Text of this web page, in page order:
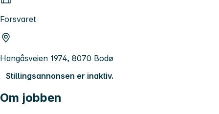
Forsvaret
Hangåsveien 1974, 8070 Bodø
Stillingsannonsen er inaktiv.
Om jobben